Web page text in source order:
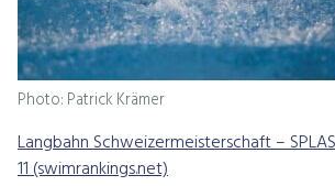
Photo: Patrick Krämer
Langbahn Schweizermeisterschaft –
11 (swimrankings.net)